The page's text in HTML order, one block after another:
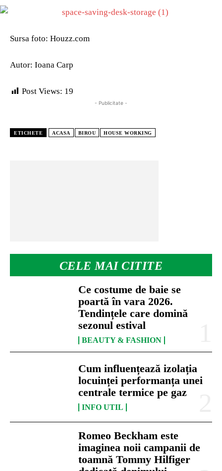
CELE MAI CITITE
Ce costume de baie se
poartă în vara 2026.
Tendințele care domină
sezonul estival
BEAUTY & FASHION
Cum influențează izolația
locuinței performanța unei
centrale termice pe gaz
INFO UTIL
Romeo Beckham este
imaginea noii campanii de
toamnă Tommy Hilfiger
Sursa foto: Houzz.com
Autor: Ioana Carp
Post Views: 19
- Publicitate -
ETICHETE ACASA BIROU HOUSE WORKING